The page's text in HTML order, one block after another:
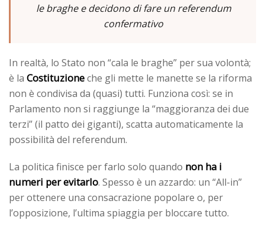
le braghe e decidono di fare un referendum
confermativo
In realtà, lo Stato non “cala le braghe” per sua volontà;
è la Costituzioneche gli mette le manette se la riforma
non è condivisa da (quasi) tutti. Funziona così: se in
Parlamento non si raggiunge la “maggioranza dei due
terzi” (il patto dei giganti), scatta automaticamente la
possibilità del referendum.
La politica finisce per farlo solo quando non ha i
numeri per evitarlo. Spesso è un azzardo: un “All-in”
per ottenere una consacrazione popolare o, per
l’opposizione, l’ultima spiaggia per bloccare tutto.